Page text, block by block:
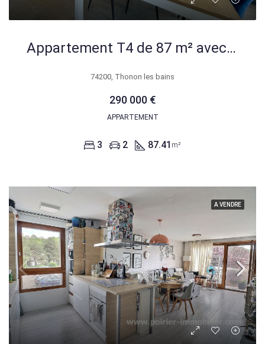
Appartement T4 de 87 m² avec terrasse à Thonon-les-Bains
74200, Thonon les bains
290 000 €
APPARTEMENT
3 2 87.41 m²
A VENDRE